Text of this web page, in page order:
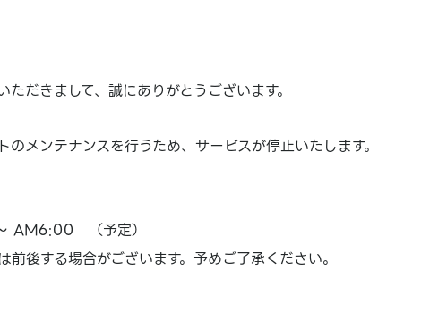
だきまして、誠にありがとうございます。
メンテナンスを行うため、サービスが停止いたします。
AM6:00 （予定）
後する場合がございます。予めご了承ください。